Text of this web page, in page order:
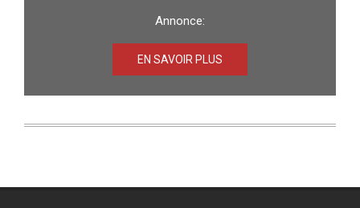
Annonce:
EN SAVOIR PLUS